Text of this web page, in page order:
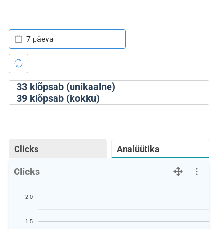
33klõpsab (unikaalne)
39klõpsab (kokku)
7 päeva
Clicks Analüütika
Clicks
1.5
2.0